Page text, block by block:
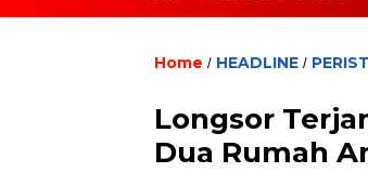
Home / HEADLINE /
Longsor
Dua Rumah